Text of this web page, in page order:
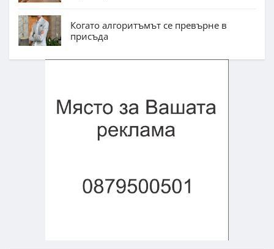
Когато алгоритъмът се превърне в
присъда